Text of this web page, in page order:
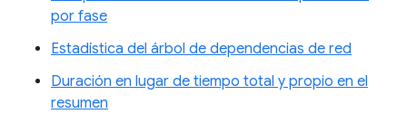
por fase
Estadística del árbol de dependencias de red
Duración en lugar de tiempo total y propio en el
resumen